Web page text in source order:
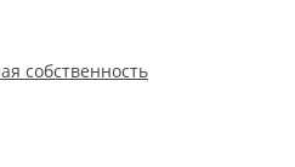
собственность